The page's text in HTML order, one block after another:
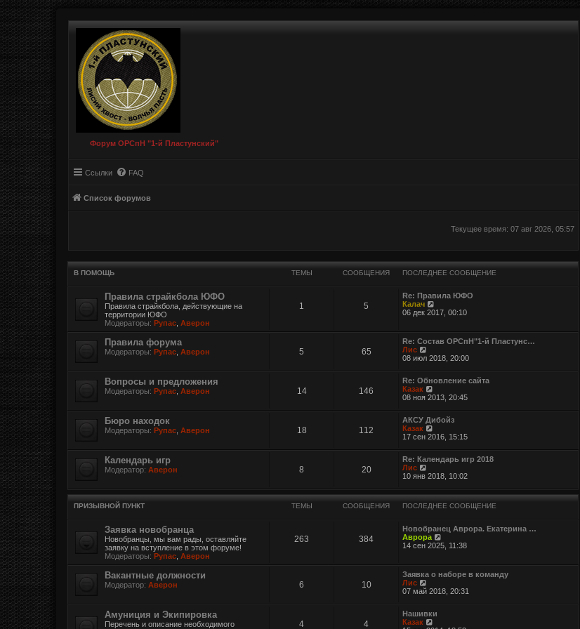
Форум ОРСпН "1-й Пластунский"
Ссылки FAQ
Список форумов
Текущее время: 07 авг 2026, 05:57
В ПОМОЩЬ ТЕМЫ СООБЩЕНИЯ ПОСЛЕДНЕЕ СООБЩЕНИЕ
Правила страйкбола ЮФО
Правила страйкбола, действующие на
территории ЮФО
Модераторы: Рупас Аверон
1 5
Re: Правила ЮФО
Калач
е
т
и
к
п
о
л
д
н
м
о
о
б
щ
е
н
ю
06 дек 2017, 00:10
Правила форума
Модераторы: Рупас Аверон 5 65
Re: Состав ОРСпН"1-й Пластунс…
Лис
е
е
й
т
и
п
о
с
л
е
д
е
у
с
о
б
щ
е
н
ю
08 июл 2018, 20:00
Вопросы и предложения
Модераторы: Рупас Аверон 14 146
Re: Обновление сайта
Казак
е
е
й
и
о
с
л
е
д
н
у
с
о
б
щ
н
ю
08 ноя 2013, 20:45
Бюро находок
Модераторы: Рупас Аверон 18 112
АКСУ Дибойз
Казак
е
е
й
и
п
о
л
е
д
н
с
о
о
б
щ
17 сен 2016, 15:15
Календарь игр
Модератор: Аверон 8 20
Re: Календарь игр 2018
Лис
е
е
й
т
к
п
о
с
е
д
е
с
о
10 янв 2018, 10:02
ПРИЗЫВНОЙ ПУНКТ ТЕМЫ СООБЩЕНИЯ ПОСЛЕДНЕЕ СООБЩЕНИЕ
Заявка новобранца
Новобранцы, мы вам рады, оставляйте
заявку на вступление в этом форуме!
Модераторы: Рупас Аверон
263 384
Новобранец Аврора. Екатерина …
Аврора
е
т
и
к
п
14 сен 2025, 11:38
Вакантные должности
Модератор: Аверон 6 10
Заявка о наборе в команду
Лис
е
е
й
т
07 май 2018, 20:31
Амуниция и Экипировка
Перечень и описание необходимого
4 4
Нашивки
Казак